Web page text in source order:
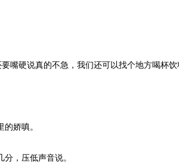
嘴硬说真的不急，我们还可以找个地方喝杯饮
娇嗔。
，压低声音说。